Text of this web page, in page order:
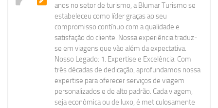
anos no setor de turismo, a Blumar Turismo se
estabeleceu como líder graças ao seu
compromisso contínuo com a qualidade e
satisfação do cliente. Nossa experiência traduz-
se em viagens que vão além da expectativa.
Nosso Legado: 1. Expertise e Excelência: Com
três décadas de dedicação, aprofundamos nossa
expertise para oferecer serviços de viagem
personalizados e de alto padrão. Cada viagem,
seja econômica ou de luxo, é meticulosamente